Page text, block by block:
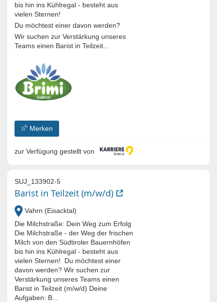
bis hin ins Kühlregal - besteht aus
vielen Sternen!
Du möchtest einer davon werden?
Wir suchen zur Verstärkung unseres
Teams einen Barist in Teilzeit...
Merken
zur Verfügung gestellt von
SUJ_133902-5
Barist in Teilzeit (m/w/d)
Vahrn (Eisacktal)
Die Milchstraße: Dein Weg zum Erfolg
Die Milchstraße - der Weg der frischen
Milch von den Südtiroler Bauernhöfen
bis hin ins Kühlregal - besteht aus
vielen Sternen! Du möchtest einer
davon werden? Wir suchen zur
Verstärkung unseres Teams einen
Barist in Teilzeit (m/w/d) Deine
Aufgaben: B...